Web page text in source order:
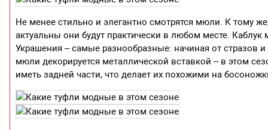
Не менее стильно и элегантно смотрятся мюли. К тому
актуальны они будут практически в любом месте.
Украшения – самые разнообразные: начиная от стразов
мюли декорируется металлической вставкой – в этом
иметь задней части, что делает их похожими на